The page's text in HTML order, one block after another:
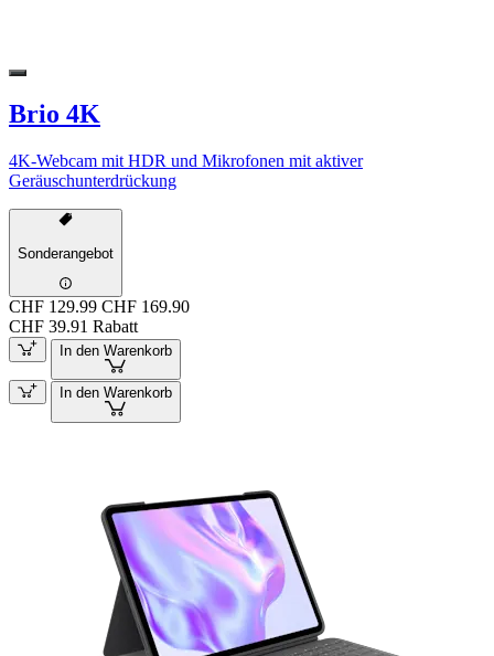
Brio 4K
4K-Webcam mit HDR und Mikrofonen mit aktiver
Geräuschunterdrückung
Sonderangebot
CHF 129.99 CHF 169.90
CHF 39.91 Rabatt
In den Warenkorb
In den Warenkorb